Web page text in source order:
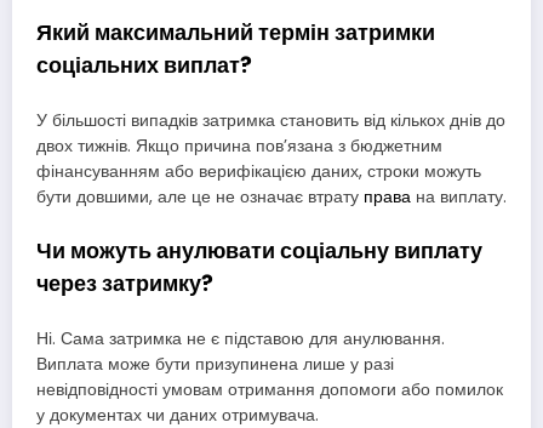
Який максимальний термін затримки
соціальних виплат?
У більшості випадків затримка становить від кількох днів до
двох тижнів. Якщо причина пов’язана з бюджетним
фінансуванням або верифікацією даних, строки можуть
бути довшими, але це не означає втрату права на виплату.
Чи можуть анулювати соціальну виплату
через затримку?
Ні. Сама затримка не є підставою для анулювання.
Виплата може бути призупинена лише у разі
невідповідності умовам отримання допомоги або помилок
у документах чи даних отримувача.